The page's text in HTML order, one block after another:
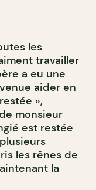
les
travailler
a eu une
aider en
»,
monsieur
est restée
les rênes de
la